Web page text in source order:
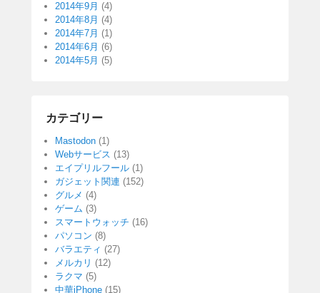
2014年9月 (4)
2014年8月 (4)
2014年7月 (1)
2014年6月 (6)
2014年5月 (5)
カテゴリー
Mastodon (1)
Webサービス (13)
エイプリルフール (1)
ガジェット関連 (152)
グルメ (4)
ゲーム (3)
スマートウォッチ (16)
パソコン (8)
バラエティ (27)
メルカリ (12)
ラクマ (5)
中華iPhone (15)